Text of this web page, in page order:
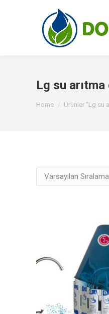
Lg su arıtma
You are here:
Home Ürünler “Lg su